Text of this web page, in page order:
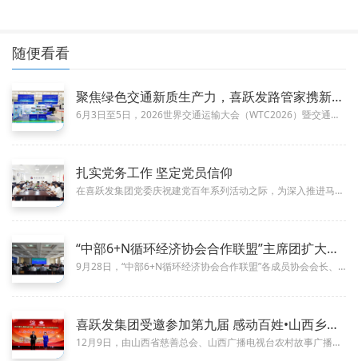
随便看看
06-11 聚焦绿色交通新质生产力，喜跃发路管家携新材料矩阵参加2026
6月3日至5日，2026世界交通运输大会（WTC2026）暨交通科技博览会在天津国家会展中心盛大召开。喜跃发集团·路管家...
08-24 扎实党务工作 坚定党员信仰
在喜跃发集团党委庆祝建党百年系列活动之际，为深入推进马克思主义政党建设，夯实党建工作基础，加强发展党员基础性工作，培养造...
10-14 “中部6+N循环经济协会合作联盟”主席团扩大会议及企业座谈会
9月28日，“中部6+N循环经济协会合作联盟”各成员协会会长、负责人及相关领域专家代表，齐聚喜跃发集团，举行联盟主席团扩...
12-19 喜跃发集团受邀参加第九届 感动百姓•山西乡村爱心大使颁奖典礼
12月9日，由山西省慈善总会、山西广播电视台农村故事广播节目中心、山西省农村文化促进会联合主办、喜跃发集团协办的2023...